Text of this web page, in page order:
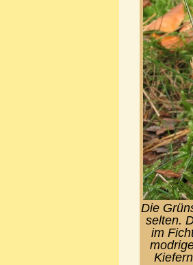
Die
selten.
im